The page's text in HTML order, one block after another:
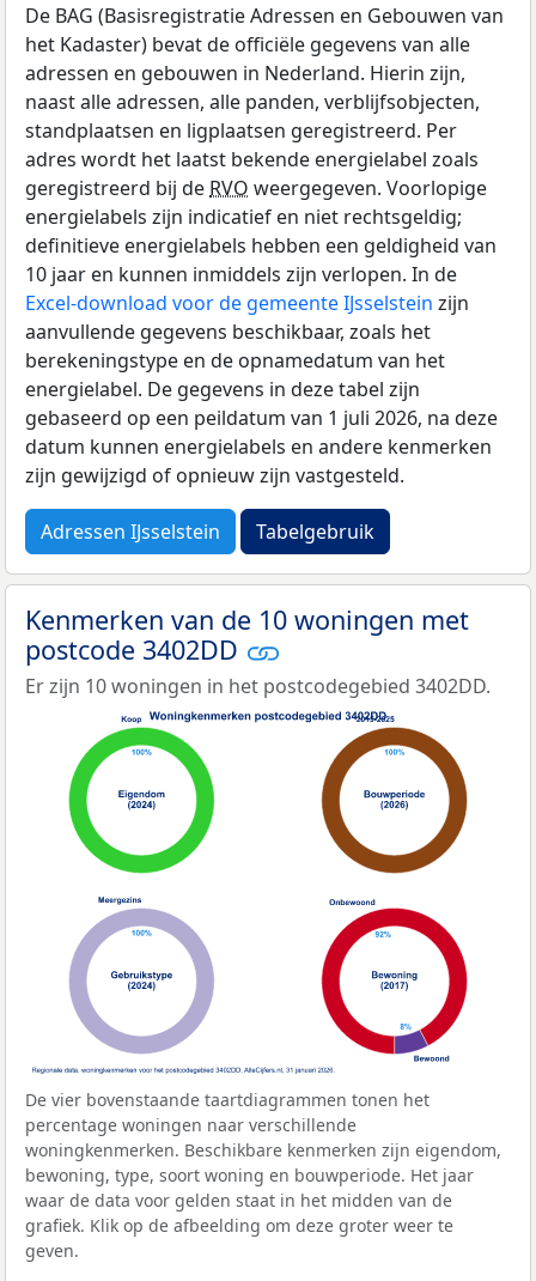
De BAG (Basisregistratie Adressen en Gebouwen van
het Kadaster) bevat de officiële gegevens van alle
adressen en gebouwen in Nederland. Hierin zijn,
naast alle adressen, alle panden, verblijfsobjecten,
standplaatsen en ligplaatsen geregistreerd. Per
adres wordt het laatst bekende energielabel zoals
geregistreerd bij de RVO weergegeven. Voorlopige
energielabels zijn indicatief en niet rechtsgeldig;
definitieve energielabels hebben een geldigheid van
10 jaar en kunnen inmiddels zijn verlopen. In de
Excel-download voor de gemeente IJsselstein zijn
aanvullende gegevens beschikbaar, zoals het
berekeningstype en de opnamedatum van het
energielabel. De gegevens in deze tabel zijn
gebaseerd op een peildatum van 1 juli 2026, na deze
datum kunnen energielabels en andere kenmerken
zijn gewijzigd of opnieuw zijn vastgesteld.
Adressen IJsselstein Tabelgebruik
Kenmerken van de 10 woningen met
postcode 3402DD
Er zijn 10 woningen in het postcodegebied 3402DD.
De vier bovenstaande taartdiagrammen tonen het
percentage woningen naar verschillende
woningkenmerken. Beschikbare kenmerken zijn eigendom,
bewoning, type, soort woning en bouwperiode. Het jaar
waar de data voor gelden staat in het midden van de
grafiek. Klik op de afbeelding om deze groter weer te
geven.